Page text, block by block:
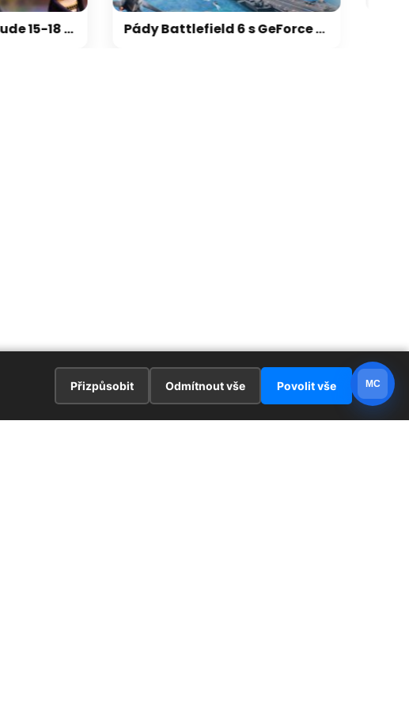
Herní výkon Zen 6 bude 15-18 % nad Zen 5, na úrovni Zen 5 X3D Pády Battlefield 6 s GeForce vyřešeny, netýkaly se jen vodní hladiny na RTX 5000
Přizpůsobit Odmítnout vše Povolit vše MC